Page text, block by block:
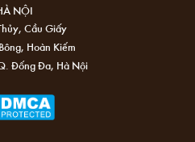
NỘI
Cầu Giấy
Hoàn Kiếm
Đống Đa, Hà Nội